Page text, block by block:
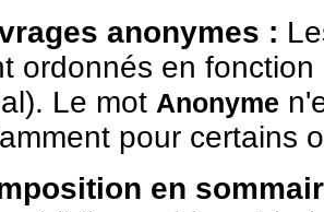
anonymes :
ordonnés en
Le mot Anonyme
pour certains
en